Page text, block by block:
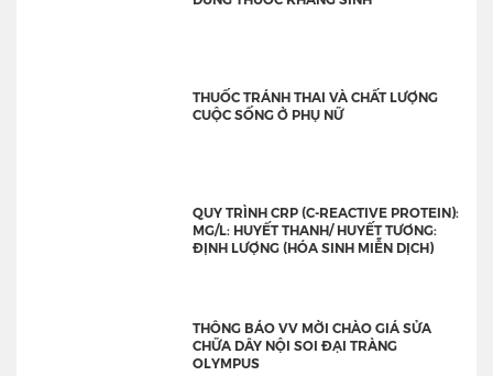
THUỐC TRÁNH THAI VÀ CHẤT LƯỢNG
CUỘC SỐNG Ở PHỤ NỮ
QUY TRÌNH CRP (C-REACTIVE PROTEIN):
MG/L: HUYẾT THANH/ HUYẾT TƯƠNG:
ĐỊNH LƯỢNG (HÓA SINH MIỄN DỊCH)
THÔNG BÁO VV MỜI CHÀO GIÁ SỬA
CHỮA DÂY NỘI SOI ĐẠI TRÀNG
OLYMPUS